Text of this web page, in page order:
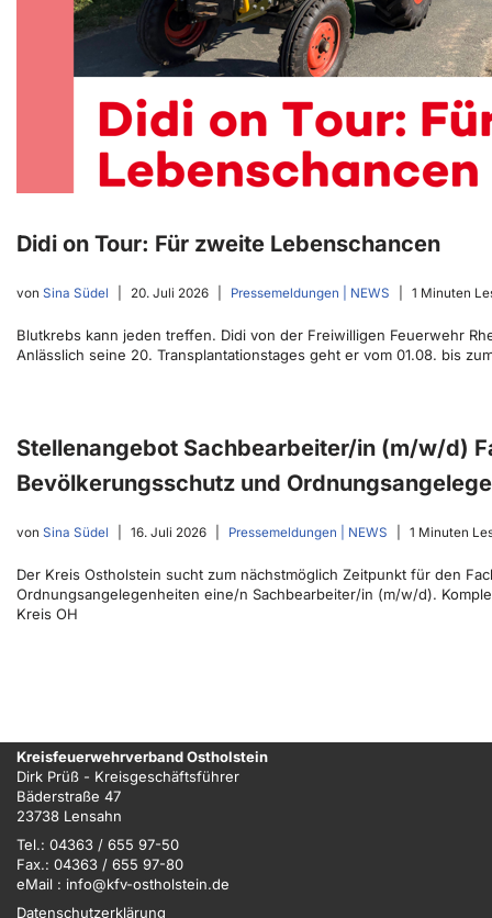
Didi on Tour: Für zweite Lebenschancen
von Sina Südel 20. Juli 2026 Pressemeldungen | NEWS 1 Minuten
Blutkrebs kann jeden treffen. Didi von der Freiwilligen Feuerwehr
Anlässlich seine 20. Transplantationstages geht er vom 01.08. bis
Stellenangebot Sachbearbeiter/in (m/w/d)
Bevölkerungsschutz und
von Sina Südel 16. Juli 2026 Pressemeldungen | NEWS 1 Minuten
Der Kreis Ostholstein sucht zum nächstmöglich Zeitpunkt für den
Ordnungsangelegenheiten eine/n Sachbearbeiter/in (m/w/d).
Kreis OH
Kreisfeuerwehrverband Ostholstein
Dirk Prüß - Kreisgeschäftsführer
Bäderstraße 47
23738 Lensahn
Tel.: 04363 / 655 97-50
Fax.: 04363 / 655 97-80
eMail : info@kfv-ostholstein.de
Datenschutzerklärung